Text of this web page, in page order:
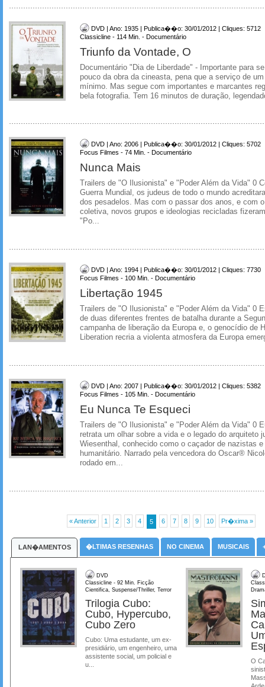
DVD | Ano: 1935 | Publica��o: 30/01/2012 | Cliques: 5712
Classicline - 114 Min. - Documentário
Triunfo da Vontade, O
Documentário "Dia de Liberdade" - Importante para
pouco da obra da cineasta, pena que a serviço de
mínimo. Mas segue com importantes e marcantes
bela fotografia. Tem 16 minutos de duração,
DVD | Ano: 2006 | Publica��o: 30/01/2012 | Cliques: 5702
Focus Filmes - 74 Min. - Documentário
Nunca Mais
Trailers de "O Ilusionista" e "Poder Além da Vida" 0
Guerra Mundial, os judeus de todo o mundo
dos pesadelos. Mas com o passar dos anos, e com
coletiva, novos grupos e ideologias recicladas
"Po...
DVD | Ano: 1994 | Publica��o: 30/01/2012 | Cliques: 7730
Focus Filmes - 100 Min. - Documentário
Libertação 1945
Trailers de "O Ilusionista" e "Poder Além da Vida" 0
de duas diferentes frentes de batalha durante a
campanha de liberação da Europa e, o genocídio de
Liberation recria a violenta atmosfera da Europa
DVD | Ano: 2007 | Publica��o: 30/01/2012 | Cliques: 5382
Focus Filmes - 105 Min. - Documentário
Eu Nunca Te Esqueci
Trailers de "O Ilusionista" e "Poder Além da Vida" 0
retrata um olhar sobre a vida e o legado do arquiteto
Wiesenthal, conhecido como o caçador de nazistas
humanitário. Narrado pela vencedora do Oscar®
rodado em...
« Anterior 1 2 3 4 5 6 7 8 9 10 Pr�xima »
LAN�AMENTOS �LTIMAS RESENHAS NO CINEMA MUSICAIS
DVD
Classicline - 92 Min. Ficção
Cientifica, Suspense/Thriller, Terror
Trilogia Cubo:
Cubo, Hypercubo,
Cubo Zero
Cubo: Uma estudante, um ex-
presidiário, um engenheiro, uma
assistente social, um policial e
u...
O